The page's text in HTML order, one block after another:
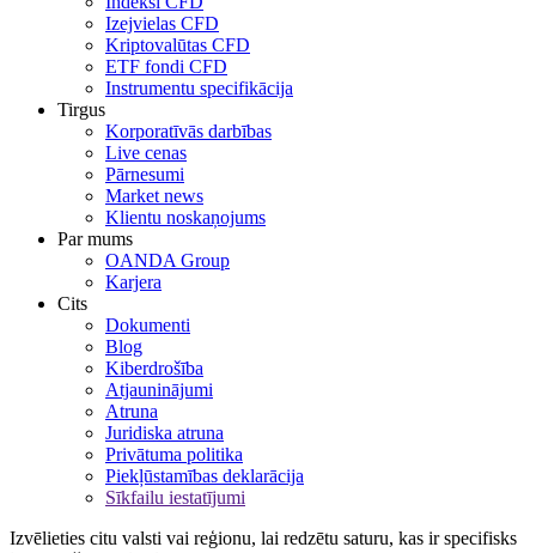
Izejvielas CFD
Kriptovalūtas CFD
ETF fondi CFD
Instrumentu specifikācija
Tirgus
Korporatīvās darbības
Live cenas
Pārnesumi
Market news
Klientu noskaņojums
Par mums
OANDA Group
Karjera
Cits
Dokumenti
Blog
Kiberdrošība
Atjauninājumi
Atruna
Juridiska atruna
Privātuma politika
Piekļūstamības deklarācija
Sīkfailu iestatījumi
Izvēlieties citu valsti vai reģionu, lai redzētu saturu, kas ir specifisks